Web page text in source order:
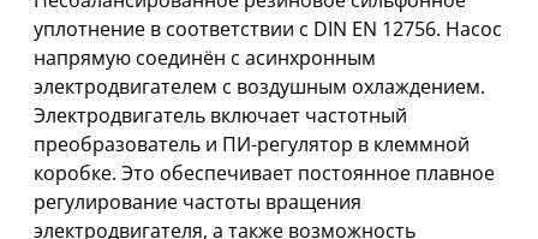
уплотнение в соответствии с DIN EN 12756. Насос
напрямую соединён с асинхронным
электродвигателем с воздушным охлаждением.
Электродвигатель включает частотный
преобразователь и ПИ-регулятор в клеммной
коробке. Это обеспечивает постоянное плавное
регулирование частоты вращения
электродвигателя, а также возможность